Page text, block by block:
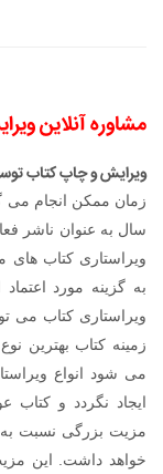
مشاوره آنلاین
ویرایش و چاپ کتاب
زمان ممکن انجام می
سال به عنوان ناشر
ویراستاری کتاب های
به گزینه مورد
ویراستاری کتاب می
زمینه کتاب بهترین
می شود انواع
ایجاد نگردد و کتاب
مزیت بزرگی نسبت
خواهد داشت. این